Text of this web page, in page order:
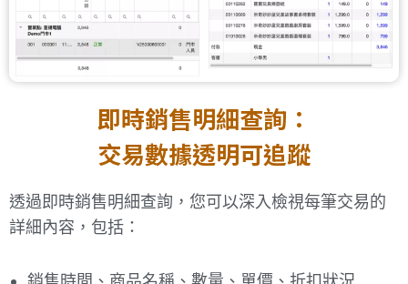
即時銷售明細查詢：
交易數據透明可追蹤
透過即時銷售明細查詢，您可以深入檢視每筆交易的
詳細內容，包括：